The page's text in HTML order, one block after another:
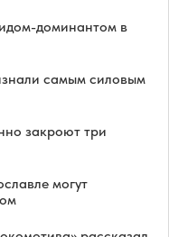
доминантом в
самым силовым
закроют три
могут